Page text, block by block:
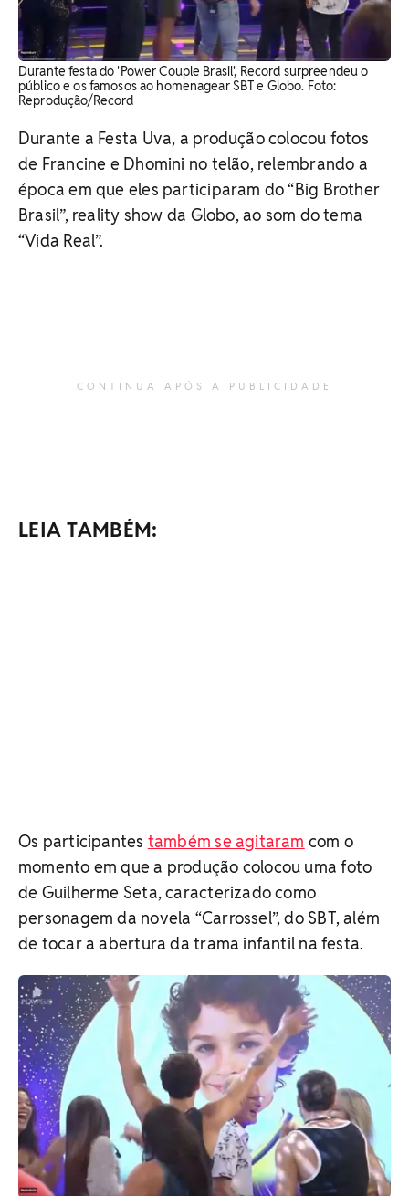
Durante festa do 'Power Couple Brasil', Record surpreendeu o
público e os famosos ao homenagear SBT e Globo. Foto:
Reprodução/Record
Durante a Festa Uva, a produção colocou fotos
de Francine e Dhomini no telão, relembrando a
época em que eles participaram do “Big Brother
Brasil”, reality show da Globo, ao som do tema
“Vida Real”.
CONTINUA APÓS A PUBLICIDADE
LEIA TAMBÉM:
Os participantes também se agitaram com o
momento em que a produção colocou uma foto
de Guilherme Seta, caracterizado como
personagem da novela “Carrossel”, do SBT, além
de tocar a abertura da trama infantil na festa.